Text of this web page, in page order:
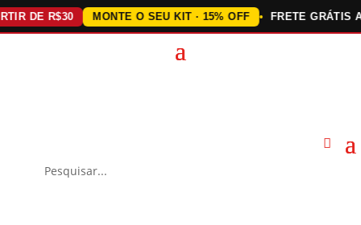
DE R$30 MONTE O SEU KIT · 15% OFF FRETE GRÁTIS